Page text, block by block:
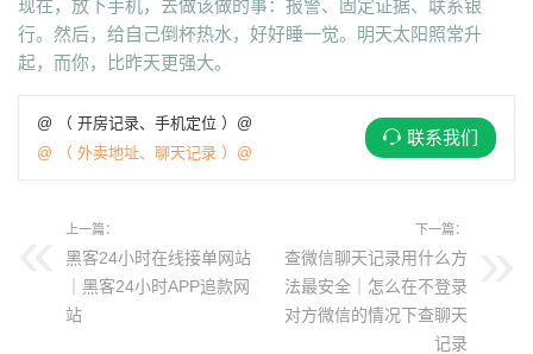
现在，放下手机，去做该做的事：报警、固定证据、联系银
行。然后，给自己倒杯热水，好好睡一觉。明天太阳照常升
起，而你，比昨天更强大。
@ （ 开房记录、手机定位 ）@
@ （ 外卖地址、聊天记录 ）@
联系我们
上一篇：
黑客24小时在线接单网站
｜黑客24小时APP追款网
站
下一篇：
查微信聊天记录用什么方
法最安全｜怎么在不登录
对方微信的情况下查聊天
记录